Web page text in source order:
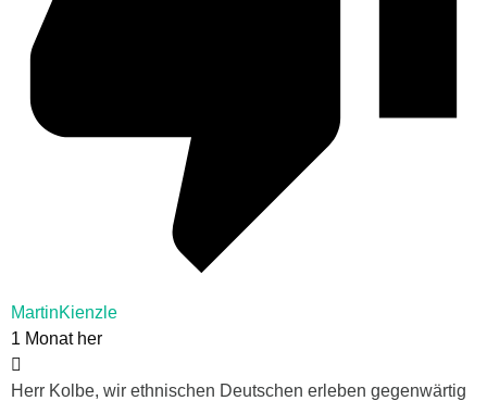
MartinKienzle
1 Monat her
Herr Kolbe, wir ethnischen Deutschen erleben gegenwärtig